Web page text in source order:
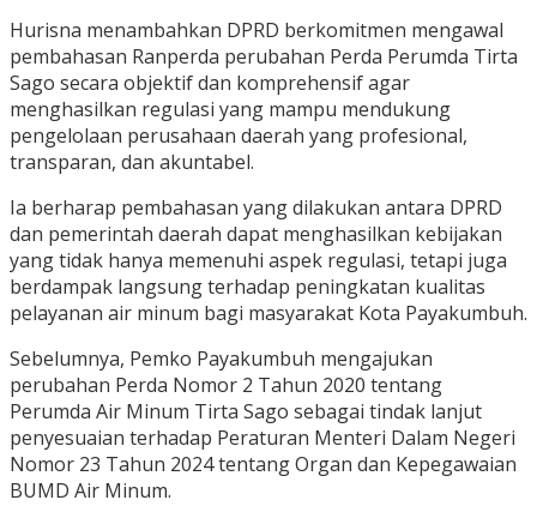
Hurisna menambahkan DPRD berkomitmen mengawal
pembahasan Ranperda perubahan Perda Perumda Tirta
Sago secara objektif dan komprehensif agar
menghasilkan regulasi yang mampu mendukung
pengelolaan perusahaan daerah yang profesional,
transparan, dan akuntabel.
Ia berharap pembahasan yang dilakukan antara DPRD
dan pemerintah daerah dapat menghasilkan kebijakan
yang tidak hanya memenuhi aspek regulasi, tetapi juga
berdampak langsung terhadap peningkatan kualitas
pelayanan air minum bagi masyarakat Kota Payakumbuh.
Sebelumnya, Pemko Payakumbuh mengajukan
perubahan Perda Nomor 2 Tahun 2020 tentang
Perumda Air Minum Tirta Sago sebagai tindak lanjut
penyesuaian terhadap Peraturan Menteri Dalam Negeri
Nomor 23 Tahun 2024 tentang Organ dan Kepegawaian
BUMD Air Minum.